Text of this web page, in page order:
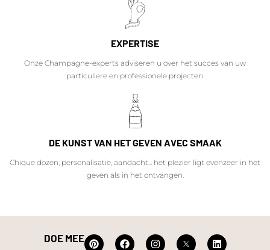
EXPERTISE
Onze Champagne-experts adviseren u over het succes van uw
particuliere en professionele projecten.
DE KUNST VAN HET GEVEN AVEC SMAAK
Chique dozen, personalisatie, aandacht... het plezier ligt evenzeer in het
geven als in het ontvangen.
DOE MEE